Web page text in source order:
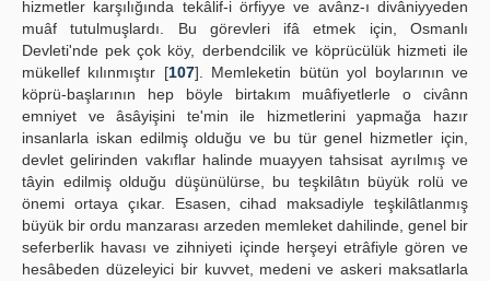
hizmetler karşılığında tekâlif-i örfiyye ve avânz-ı divâniyyeden
muâf tutulmuşlardı. Bu görevleri ifâ etmek için, Osmanlı
Devleti'nde pek çok köy, derbendcilik ve köprücülük hizmeti ile
mükellef kılınmıştır [107]. Memleketin bütün yol boylarının ve
köprü-başlarının hep böyle birtakım muâfiyetlerle o civânn
emniyet ve âsâyişini te'min ile hizmetlerini yapmağa hazır
insanlarla iskan edilmiş olduğu ve bu tür genel hizmetler için,
devlet gelirinden vakıflar halinde muayyen tahsisat ayrılmış ve
tâyin edilmiş olduğu düşünülürse, bu teşkilâtın büyük rolü ve
önemi ortaya çıkar. Esasen, cihad maksadiyle teşkilâtlanmış
büyük bir ordu manzarası arzeden memleket dahilinde, genel bir
seferberlik havası ve zihniyeti içinde herşeyi etrâfiyle gören ve
hesâbeden düzeleyici bir kuvvet, medeni ve askeri maksatlarla